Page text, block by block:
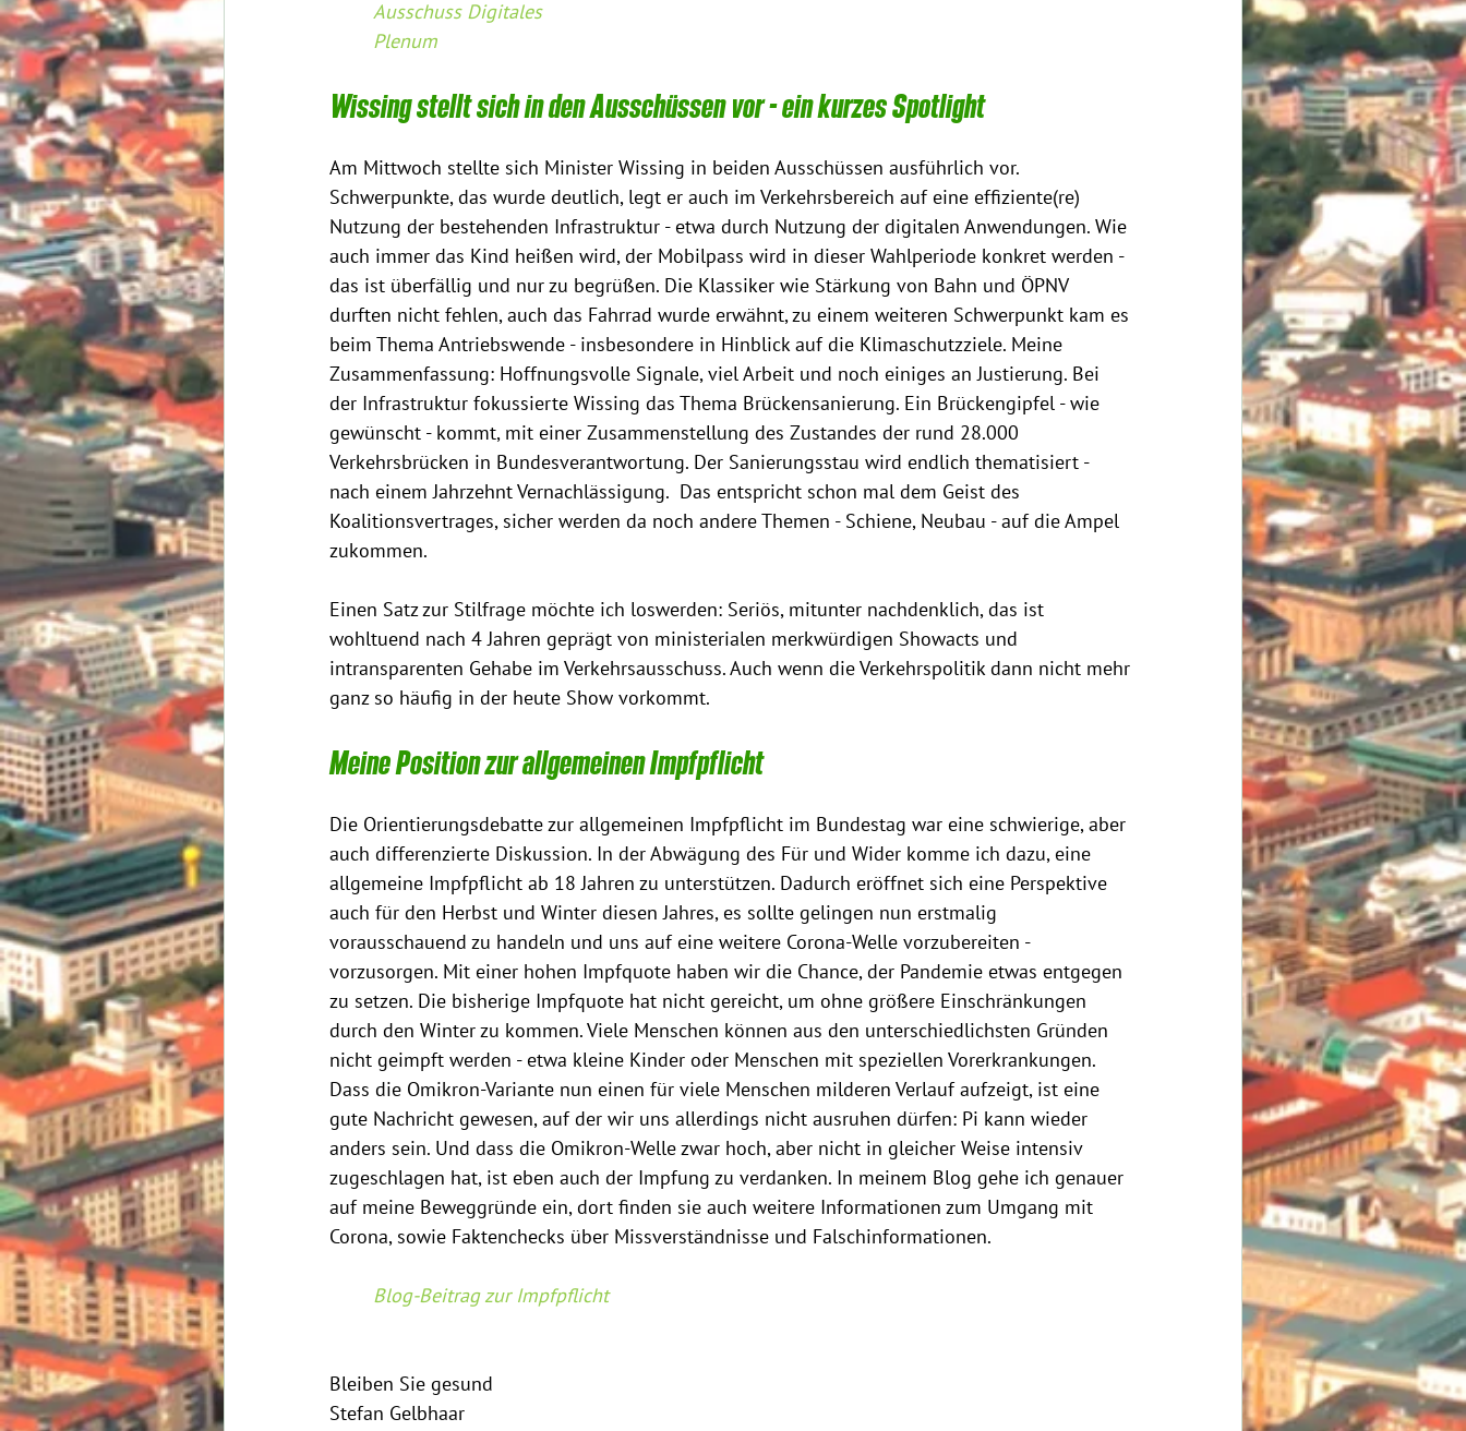
Ausschuss Digitales
Plenum
Wissing stellt sich in den Ausschüssen vor - ein kurzes Spotlight
Am Mittwoch stellte sich Minister Wissing in beiden Ausschüssen ausführlich vor.
Schwerpunkte, das wurde deutlich, legt er auch im Verkehrsbereich auf eine effiziente(re)
Nutzung der bestehenden Infrastruktur - etwa durch Nutzung der digitalen Anwendungen. Wie
auch immer das Kind heißen wird, der Mobilpass wird in dieser Wahlperiode konkret werden -
das ist überfällig und nur zu begrüßen. Die Klassiker wie Stärkung von Bahn und ÖPNV
durften nicht fehlen, auch das Fahrrad wurde erwähnt, zu einem weiteren Schwerpunkt kam es
beim Thema Antriebswende - insbesondere in Hinblick auf die Klimaschutzziele. Meine
Zusammenfassung: Hoffnungsvolle Signale, viel Arbeit und noch einiges an Justierung. Bei
der Infrastruktur fokussierte Wissing das Thema Brückensanierung. Ein Brückengipfel - wie
gewünscht - kommt, mit einer Zusammenstellung des Zustandes der rund 28.000
Verkehrsbrücken in Bundesverantwortung. Der Sanierungsstau wird endlich thematisiert -
nach einem Jahrzehnt Vernachlässigung.  Das entspricht schon mal dem Geist des
Koalitionsvertrages, sicher werden da noch andere Themen - Schiene, Neubau - auf die Ampel
zukommen.
Einen Satz zur Stilfrage möchte ich loswerden: Seriös, mitunter nachdenklich, das ist
wohltuend nach 4 Jahren geprägt von ministerialen merkwürdigen Showacts und
intransparenten Gehabe im Verkehrsausschuss. Auch wenn die Verkehrspolitik dann nicht mehr
ganz so häufig in der heute Show vorkommt.
Meine Position zur allgemeinen Impfpflicht
Die Orientierungsdebatte zur allgemeinen Impfpflicht im Bundestag war eine schwierige, aber
auch differenzierte Diskussion. In der Abwägung des Für und Wider komme ich dazu, eine
allgemeine Impfpflicht ab 18 Jahren zu unterstützen. Dadurch eröffnet sich eine Perspektive
auch für den Herbst und Winter diesen Jahres, es sollte gelingen nun erstmalig
vorausschauend zu handeln und uns auf eine weitere Corona-Welle vorzubereiten -
vorzusorgen. Mit einer hohen Impfquote haben wir die Chance, der Pandemie etwas entgegen
zu setzen. Die bisherige Impfquote hat nicht gereicht, um ohne größere Einschränkungen
durch den Winter zu kommen. Viele Menschen können aus den unterschiedlichsten Gründen
nicht geimpft werden - etwa kleine Kinder oder Menschen mit speziellen Vorerkrankungen.
Dass die Omikron-Variante nun einen für viele Menschen milderen Verlauf aufzeigt, ist eine
gute Nachricht gewesen, auf der wir uns allerdings nicht ausruhen dürfen: Pi kann wieder
anders sein. Und dass die Omikron-Welle zwar hoch, aber nicht in gleicher Weise intensiv
zugeschlagen hat, ist eben auch der Impfung zu verdanken. In meinem Blog gehe ich genauer
auf meine Beweggründe ein, dort finden sie auch weitere Informationen zum Umgang mit
Corona, sowie Faktenchecks über Missverständnisse und Falschinformationen.
Blog-Beitrag zur Impfpflicht
Bleiben Sie gesund
Stefan Gelbhaar